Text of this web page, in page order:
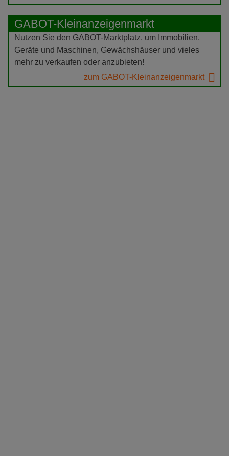
GABOT-Kleinanzeigenmarkt
Nutzen Sie den GABOT-Marktplatz, um Immobilien,
Geräte und Maschinen, Gewächshäuser und vieles
mehr zu verkaufen oder anzubieten!
zum GABOT-Kleinanzeigenmarkt